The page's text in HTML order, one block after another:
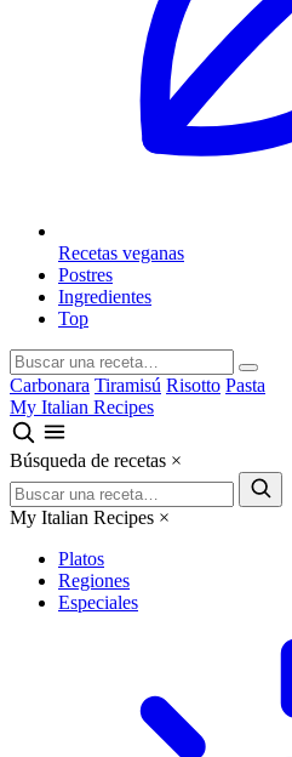
Recetas veganas
Postres
Ingredientes
Top
Carbonara Tiramisú Risotto Pasta
My Italian Recipes
Búsqueda de recetas ×
My Italian Recipes ×
Platos
Regiones
Especiales